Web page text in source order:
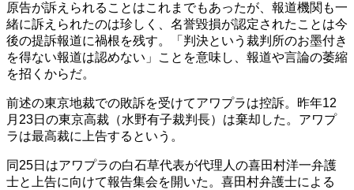
原告が訴えられることはこれまでもあったが、報道機関も一
緒に訴えられたのは珍しく、名誉毀損が認定されたことは今
後の提訴報道に禍根を残す。「判決という裁判所のお墨付き
を得ない報道は認めない」ことを意味し、報道や言論の萎縮
を招くからだ。
前述の東京地裁での敗訴を受けてアワプラは控訴。昨年12
月23日の東京高裁（水野有子裁判長）は棄却した。アワプ
ラは最高裁に上告するという。
同25日はアワプラの白石草代表が代理人の喜田村洋一弁護
士と上告に向けて報告集会を開いた。喜田村弁護士による